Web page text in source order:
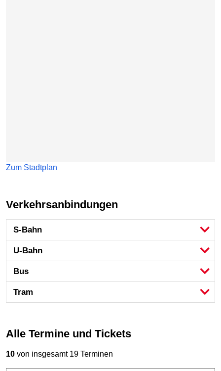
Zum Stadtplan
Verkehrsanbindungen
S-Bahn
U-Bahn
Bus
Tram
Alle Termine und Tickets
10 von insgesamt 19 Terminen